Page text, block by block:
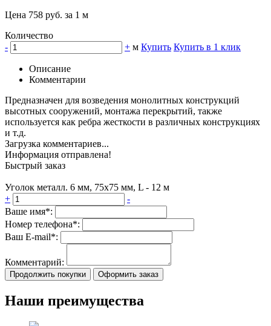
Цена 758 руб. за 1 м
Количество
-
+ м Купить Купить в 1 клик
Описание
Комментарии
Предназначен для возведения монолитных конструкций
высотных сооружений, монтажа перекрытий, также
используется как ребра жесткости в различных конструкциях
и т.д.
Загрузка комментариев...
Информация отправлена!
Быстрый заказ
Уголок металл. 6 мм, 75х75 мм, L - 12 м
+
-
Ваше имя*:
Номер телефона*:
Ваш E-mail*:
Комментарий:
Продолжить покупки Оформить заказ
Наши преимущества